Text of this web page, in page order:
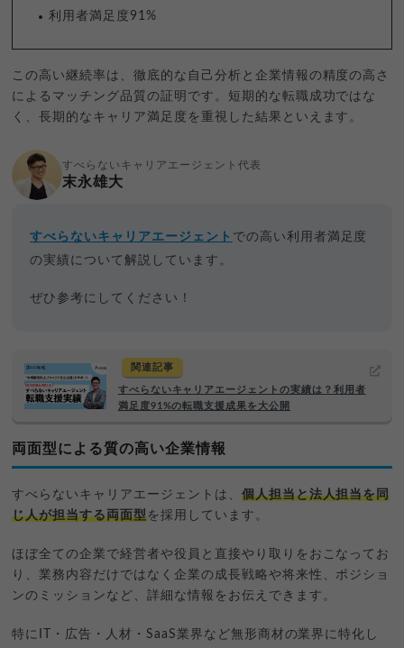
利用者満足度91%
この高い継続率は、徹底的な自己分析と企業情報の精度の高さ
によるマッチング品質の証明です。短期的な転職成功ではな
く、長期的なキャリア満足度を重視した結果といえます。
すべらないキャリアエージェント代表
末永雄大
すべらないキャリアエージェント での高い利用者満足度
の実績について解説しています。
ぜひ参考にしてください！
関連記事
すべらないキャリアエージェントの実績は？利用者
満足度91%の転職支援成果を大公開
両面型による質の高い企業情報
すべらないキャリアエージェントは、 個人担当と法人担当を同
じ人が担当する両面型を採用しています。
ほぼ全ての企業で経営者や役員と直接やり取りをおこなってお
り、業務内容だけではなく企業の成長戦略や将来性、ポジショ
ンのミッションなど、詳細な情報をお伝えできます。
特にIT・広告・人材・SaaS業界など無形商材の業界に特化し